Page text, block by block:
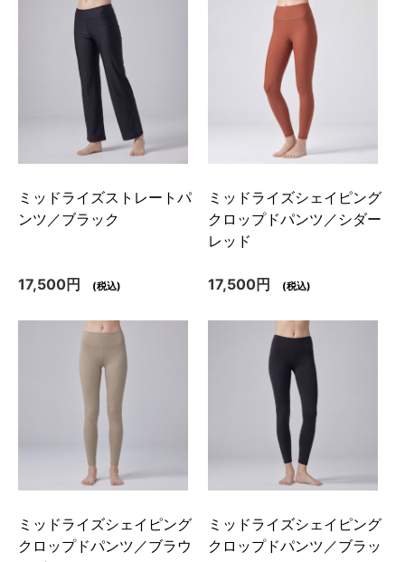
ミッドライズストレートパ
ンツ／ブラック
17,500円 (税込)
ミッドライズシェイピング
クロップドパンツ／シダー
レッド
17,500円 (税込)
ミッドライズシェイピング
クロップドパンツ／ブラウ
ミッドライズシェイピング
クロップドパンツ／ブラッ